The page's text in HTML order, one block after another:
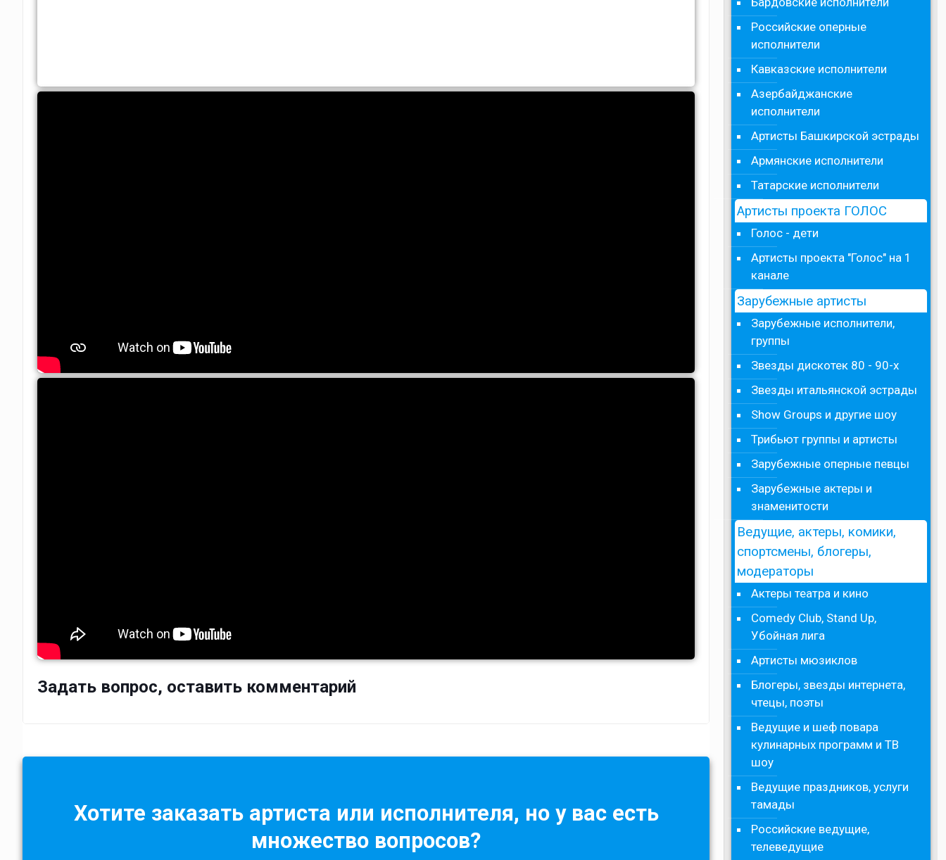
Задать вопрос, оставить комментарий
Хотите заказать артиста или исполнителя, но у вас есть
множество вопросов?
Российские оперные
исполнители
Кавказские исполнители
Азербайджанские
исполнители
Артисты Башкирской эстрады
Армянские исполнители
Татарские исполнители
Артисты проекта ГОЛОС
Голос - дети
Артисты проекта "Голос" на 1
канале
Зарубежные артисты
Зарубежные исполнители,
группы
Звезды дискотек 80 - 90-х
Звезды итальянской эстрады
Show Groups и другие шоу
Трибьют группы и артисты
Зарубежные оперные певцы
Зарубежные актеры и
знаменитости
Ведущие, актеры, комики,
спортсмены, блогеры,
модераторы
Актеры театра и кино
Comedy Club, Stand Up,
Убойная лига
Артисты мюзиклов
Блогеры, звезды интернета,
чтецы, поэты
Ведущие и шеф повара
кулинарных программ и ТВ
шоу
Ведущие праздников, услуги
тамады
Российские ведущие,
телеведущие